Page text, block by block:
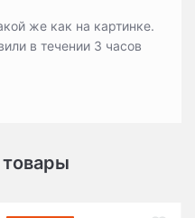
же как на картинке.
в течении 3 часов